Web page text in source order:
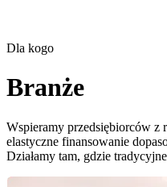
Dla kogo
Branże
Wspieramy przedsiębiorców z
elastyczne finansowanie
Działamy tam, gdzie